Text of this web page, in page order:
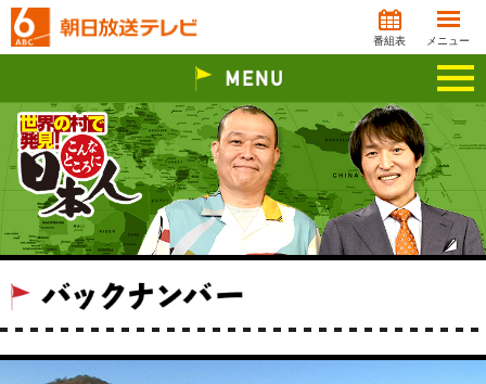
番組表 メニュー